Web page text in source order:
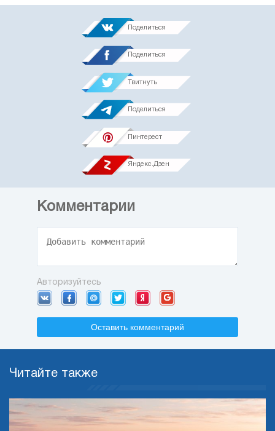
Поделиться
Поделиться
Твитнуть
Поделиться
Пинтерест
Яндекс.Дзен
Комментарии
Авторизуйтесь
Оставить комментарий
Читайте также